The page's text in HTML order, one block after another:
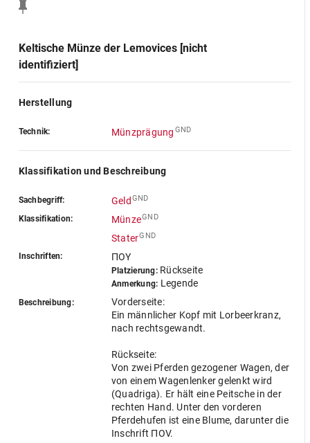
Keltische Münze der Lemovices [nicht
identifiziert]
Herstellung
Technik: Münzprägung GND
Klassifikation und Beschreibung
Sachbegriff: Geld GND
Klassifikation: MünzeGND
StaterGND
Inschriften: ΠOY
Platzierung:Rückseite
Anmerkung: Legende
Beschreibung:
Vorderseite:
Ein männlicher Kopf mit Lorbeerkranz,
nach rechtsgewandt.
Rückseite:
Von zwei Pferden gezogener Wagen, der
von einem Wagenlenker gelenkt wird
(Quadriga). Er hält eine Peitsche in der
rechten Hand. Unter den vorderen
Pferdehufen ist eine Blume, darunter die
Inschrift ΠOV.